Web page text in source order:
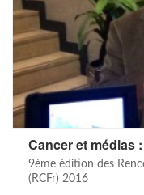
Cancer et médias
9ème édition des
(RCFr) 2016